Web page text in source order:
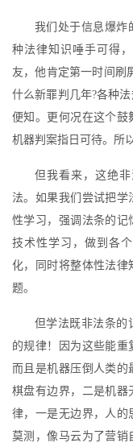
我们处于信息爆炸
种法律知识唾手可得
友，他肯定第一时间刷
什么新罪判几年?各种
便知。更何况在这个鼓
机器判案指日可待。所
但我看来，这绝
法。如果我们尝试把
性学习，强调法条的记
技术性学习，做到各
化，同时将整体性法律
题。
但学法既非法条的
的规律！因为这些能重
而且是机器压倒人类
棋盘有边界，二是机器
律，一是无边界，人的
莫测，像马云为了营销